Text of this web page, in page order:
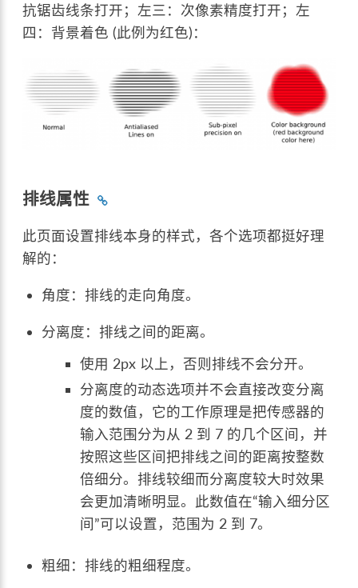
抗锯齿线条打开；左三：次像素精度打开；左
四：背景着色 (此例为红色)：
排线属性
此页面设置排线本身的样式，各个选项都挺好理
解的：
角度：排线的走向角度。
分离度：排线之间的距离。
使用 2px 以上，否则排线不会分开。
分离度的动态选项并不会直接改变分离
度的数值，它的工作原理是把传感器的
输入范围分为从 2 到 7 的几个区间，并
按照这些区间把排线之间的距离按整数
倍细分。排线较细而分离度较大时效果
会更加清晰明显。此数值在“输入细分区
间”可以设置，范围为 2 到 7。
粗细：排线的粗细程度。